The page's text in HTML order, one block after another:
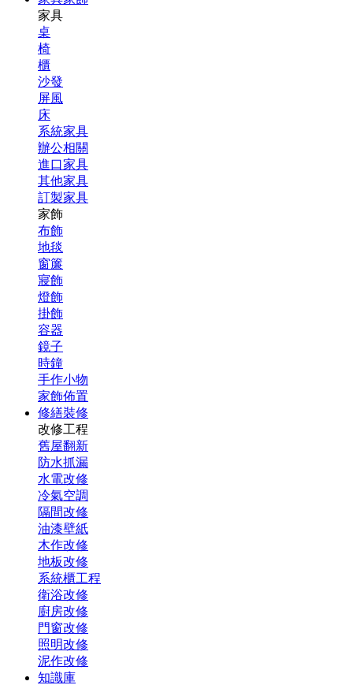
家具
桌
椅
櫃
沙發
屏風
床
系統家具
辦公相關
進口家具
其他家具
訂製家具
家飾
布飾
地毯
窗簾
寢飾
燈飾
掛飾
容器
鏡子
時鐘
手作小物
家飾佈置
修繕裝修
改修工程
舊屋翻新
防水抓漏
水電改修
冷氣空調
隔間改修
油漆壁紙
木作改修
地板改修
系統櫃工程
衛浴改修
廚房改修
門窗改修
照明改修
泥作改修
知識庫